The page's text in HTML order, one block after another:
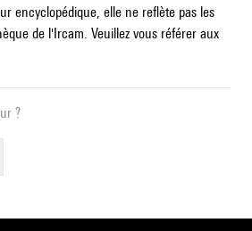
encyclopédique, elle ne reflète pas les
de l'Ircam. Veuillez vous référer aux
?